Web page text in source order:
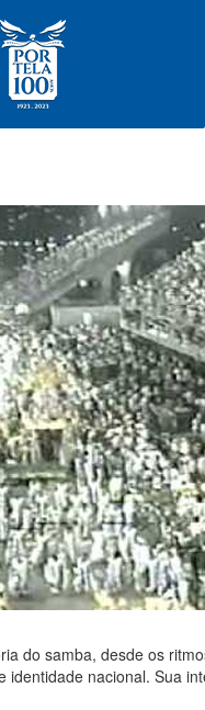
do samba, desde os
identidade nacional. Sua